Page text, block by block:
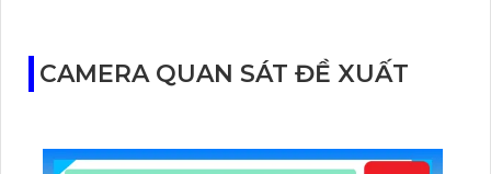
công nghệ AI giúp tăng cường hiệu quả quan sát và
đồng thời tiết kiệm 50% dung lượng với hỗ trợ định
CAMERA QUAN SÁT ĐỀ XUẤT